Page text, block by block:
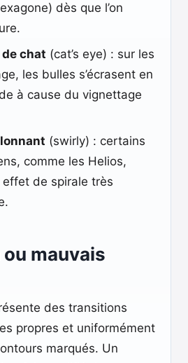
dès que l’on
de chat (cat’s eye) : sur les
les bulles s’écrasent en
à cause du vignettage
(swirly) : certains
comme les Helios,
de spirale très
mauvais
des transitions
propres et uniformément
marqués. Un